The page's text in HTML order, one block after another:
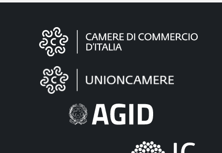
Informazioni
"Fattura
Elettronica"